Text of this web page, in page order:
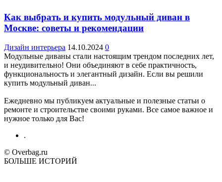
Как выбрать и купить модульный диван в
Москве: советы и рекомендации
Дизайн интерьера 14.10.2024 0
Модульные диваны стали настоящим трендом последних лет,
и неудивительно! Они объединяют в себе практичность,
функциональность и элегантный дизайн. Если вы решили
купить модульный диван...
Ежедневно мы публикуем актуальные и полезные статьи о
ремонте и строительстве своими руками. Все самое важное и
нужное только для Вас!
.
© Overbag.ru
БОЛЬШЕ ИСТОРИЙ